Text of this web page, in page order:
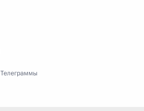
Телеграммы